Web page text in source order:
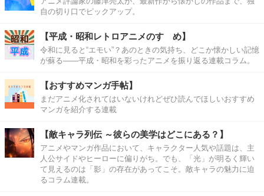
自の切り口でピックアップ。
【平成・昭和レトロアニメのすゝめ】
令和に見ると“エモい”？あのときの気持ち、どこか懐かしい記憶
が蘇る――平成・昭和を彩ったアニメを振り返る連載コラム。
【おすすめマンガ手帖】
まだアニメ化されてはいないけれどぜひ読んでほしいおすすめ
マンガを紹介する連載
【敵キャラ列伝 ～彼らの美学はどこにある？】
アニメやマンガ作品において、キャラクター人気や話題は、主
人公サイドやヒーローに偏りがち。でも、「光」が明るく輝い
て見えるのは「影」の存在があってこそ。敵キャラの魅力に迫
るコラム連載。